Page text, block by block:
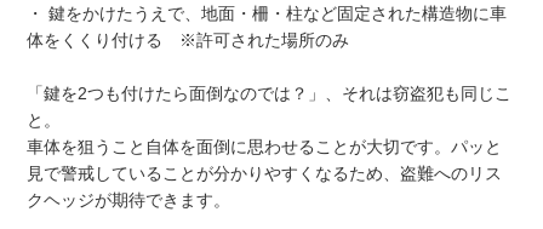
・ 鍵をかけたうえで、地面・柵・柱など固定された構造物に車
体をくくり付ける ※許可された場所のみ
「鍵を2つも付けたら面倒なのでは？」、それは窃盗犯も同じこ
と。
車体を狙うこと自体を面倒に思わせることが大切です。パッと
見で警戒していることが分かりやすくなるため、盗難へのリス
クヘッジが期待できます。